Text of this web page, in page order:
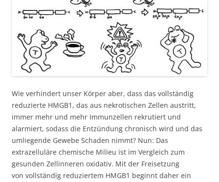
Wie verhindert unser Körper aber, dass das vollständig
reduzierte HMGB1, das aus nekrotischen Zellen austritt,
immer mehr und mehr Immunzellen rekrutiert und
alarmiert, sodass die Entzündung chronisch wird und das
umliegende Gewebe Schaden nimmt? Nun: Das
extrazelluläre chemische Milieu ist im Vergleich zum
gesunden Zellinneren oxidativ. Mit der Freisetzung
von vollständig reduziertem HMGB1 beginnt daher ein